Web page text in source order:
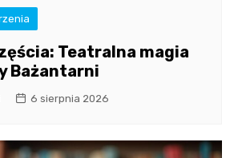
Teatralna magia
Bażantarni
6 sierpnia 2026